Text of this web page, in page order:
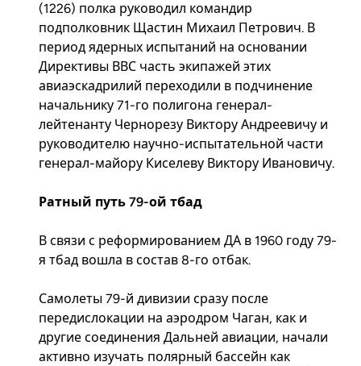
(1226) полка руководил командир
подполковник Щастин Михаил Петрович. В
период ядерных испытаний на основании
Директивы ВВС часть экипажей этих
авиаэскадрилий переходили в подчинение
начальнику 71-го полигона генерал-
лейтенанту Чернорезу Виктору Андреевичу и
руководителю научно-испытательной части
генерал-майору Киселеву Виктору Ивановичу.
Ратный путь 79-ой тбад
В связи с реформированием ДА в 1960 году 79-
я тбад вошла в состав 8-го отбак.
Самолеты 79-й дивизии сразу после
передислокации на аэродром Чаган, как и
другие соединения Дальней авиации, начали
активно изучать полярный бассейн как